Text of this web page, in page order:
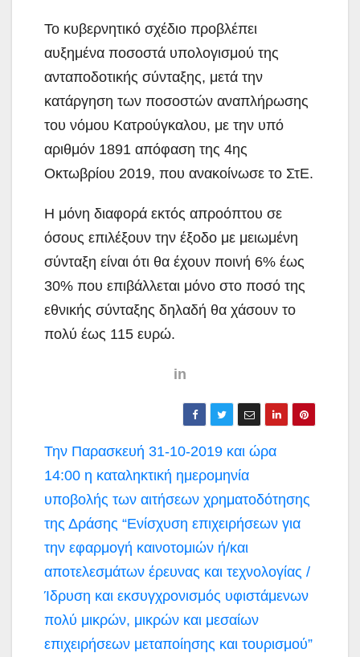
Το κυβερνητικό σχέδιο προβλέπει
αυξημένα ποσοστά υπολογισμού της
ανταποδοτικής σύνταξης, μετά την
κατάργηση των ποσοστών αναπλήρωσης
του νόμου Κατρούγκαλου, με την υπό
αριθμόν 1891 απόφαση της 4ης
Οκτωβρίου 2019, που ανακοίνωσε το ΣτΕ.
Η μόνη διαφορά εκτός απροόπτου σε
όσους επιλέξουν την έξοδο με μειωμένη
σύνταξη είναι ότι θα έχουν ποινή 6% έως
30% που επιβάλλεται μόνο στο ποσό της
εθνικής σύνταξης δηλαδή θα χάσουν το
πολύ έως 115 ευρώ.
in
Πλοήγηση
άρθρων
Την Παρασκευή 31-10-2019 και ώρα
14:00 η καταληκτική ημερομηνία
υποβολής των αιτήσεων χρηματοδότησης
της Δράσης “Ενίσχυση επιχειρήσεων για
την εφαρμογή καινοτομιών ή/και
αποτελεσμάτων έρευνας και τεχνολογίας /
Ίδρυση και εκσυγχρονισμός υφιστάμενων
πολύ μικρών, μικρών και μεσαίων
επιχειρήσεων μεταποίησης και τουρισμού”